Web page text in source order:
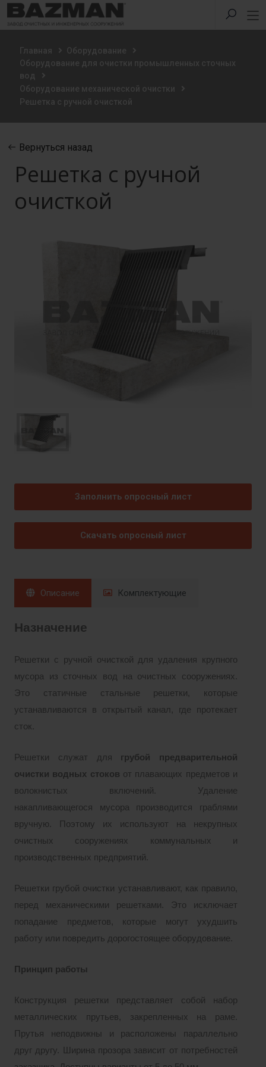
Главная
Оборудование
Оборудование для очистки промышленных сточных
вод
Оборудование механической очистки
Решетка с ручной очисткой
Вернуться назад
Решетка с ручной
очисткой
Заполнить опросный лист
Скачать опросный лист
Описание Комплектующие
Назначение
Решетки с ручной очисткой для удаления крупного
мусора из сточных вод на очистных сооружениях.
Это статичные стальные решетки, которые
устанавливаются в открытый канал, где протекает
сток.
Решетки служат для грубой предварительной
очистки водных стоков от плавающих предметов и
волокнистых включений. Удаление
накапливающегося мусора производится граблями
вручную. Поэтому их используют на некрупных
очистных сооружениях коммунальных и
производственных предприятий.
Решетки грубой очистки устанавливают, как правило,
перед механическими решетками. Это исключает
попадание предметов, которые могут ухудшить
работу или повредить дорогостоящее оборудование.
Принцип работы
Конструкция решетки представляет собой набор
металлических прутьев, закрепленных на раме.
Прутья неподвижны и расположены параллельно
друг другу. Ширина прозора зависит от потребностей